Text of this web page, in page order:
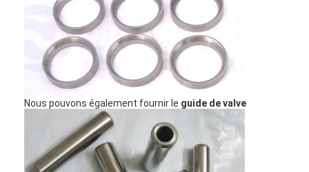
Discuter Maintenant
bloc-cylindres de moteur
ACCOMPLISSEZ LA CULASSE
Culasse de moteur
vilebrequin de moteur
Nous pouvons également fournir le guide de valve